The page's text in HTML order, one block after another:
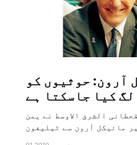
آرون: حوثیوں کو
کیا جاسکتا ہے
الشرق الاوسط نے یمن
مائیکل آرون سے ٹیلیفون